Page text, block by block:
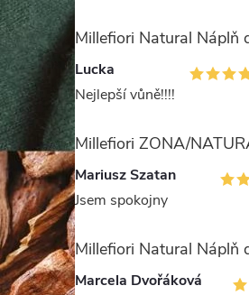
Lucka
Nejlepší vůně!!!!
Mariusz Szatan
Jsem spokojny
Marcela Dvořáková